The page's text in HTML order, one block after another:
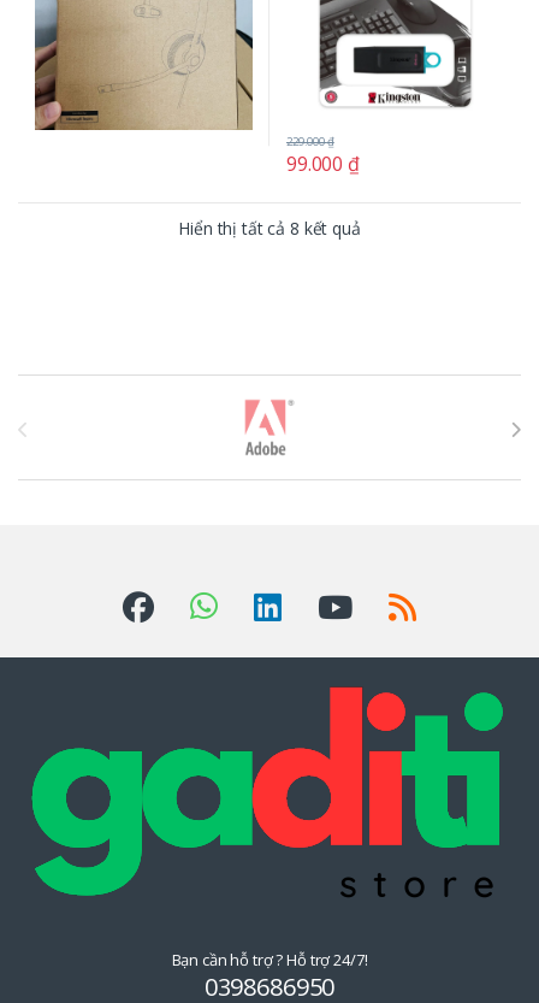
99.000 ₫
229.000₫
Hiển thị tất cả 8 kết quả
ư
Bạn cần hỗ trợ ? Hỗ trợ 24/7!
0398686950